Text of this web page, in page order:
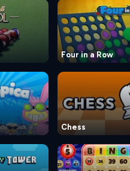
Four in a Row
Chess